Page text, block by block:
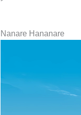
Nanare Hananare